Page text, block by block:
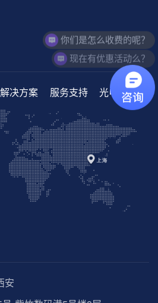
解决方案 服务支持 光电百科
安
你们是怎么收费的呢？
现在有优惠活动么？